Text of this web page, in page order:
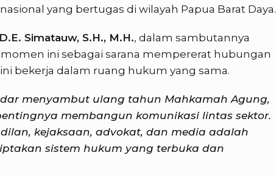
yang bertugas di wilayah Papua Barat Daya.
Simatauw, S.H., M.H., dalam sambutannya
ini sebagai sarana mempererat hubungan
bekerja dalam ruang hukum yang sama.
menyambut ulang tahun Mahkamah Agung,
membangun komunikasi lintas sektor.
kejaksaan, advokat, dan media adalah
sistem hukum yang terbuka dan